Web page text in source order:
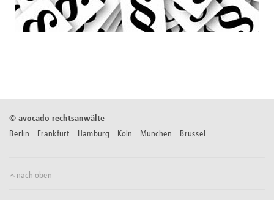
© avocado rechtsanwälte
Berlin Frankfurt Hamburg Köln München Brüssel
nach oben